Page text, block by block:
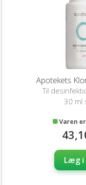
Apotekets
Til
30 ml
Varen
Læg i